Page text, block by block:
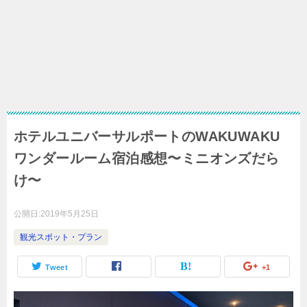
ホテルユニバーサルポートのWAKUWAKU
ワンダールーム宿泊感想〜ミニオンズだら
け〜
公開日:2019年5月25日
観光スポット・プラン
Tweet +1